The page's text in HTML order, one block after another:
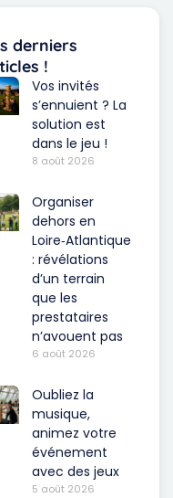
derniers
!
Vos invités
s’ennuient ? La
solution est
dans le jeu !
8 août 2026
Organiser
dehors en
Loire‑Atlantique
: révélations
d’un terrain
que les
prestataires
n’avouent pas
6 août 2026
Oubliez la
musique,
animez votre
événement
avec des jeux
5 août 2026